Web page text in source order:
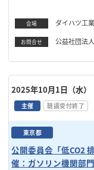
会場 ダイハツ工
お問合せ 公益社団法
2025年10月1日（水）
主催 聴講受付終了
東京都
公開委員会「低CO2
催：ガソリン機関部